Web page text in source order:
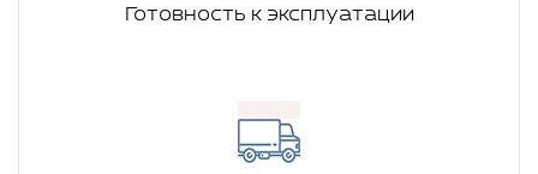
Готовность к эксплуатации